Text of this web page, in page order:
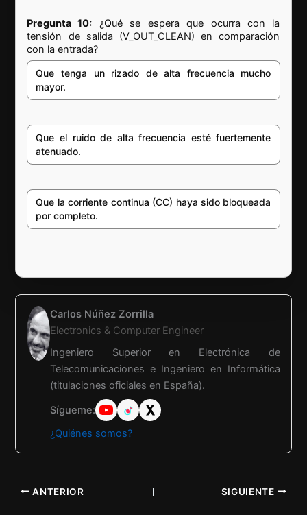
Pregunta 10: ¿Qué se espera que ocurra con la
tensión de salida (V_OUT_CLEAN) en comparación
con la entrada?
Que tenga un rizado de alta frecuencia mucho
mayor.
Que el ruido de alta frecuencia esté fuertemente
atenuado.
Que la corriente continua (CC) haya sido bloqueada
por completo.
Carlos Núñez Zorrilla
Electronics & Computer Engineer
Ingeniero Superior en Electrónica de
Telecomunicaciones e Ingeniero en Informática
(titulaciones oficiales en España).
Sígueme:
¿Quiénes somos?
ANTERIOR SIGUIENTE